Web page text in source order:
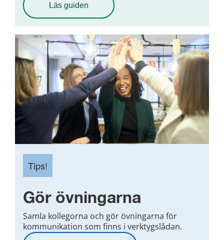
Läs guiden
Tips!
Gör övningarna
Samla kollegorna och gör övningarna för
kommunikation som finns i verktygslådan.